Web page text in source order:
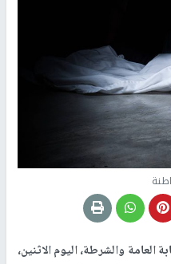
العامة والشرطة، اليوم الاثنين،